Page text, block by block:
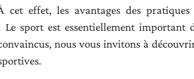
cet effet, les avantages des
Le sport est essentiellement important
nous vous invitons à